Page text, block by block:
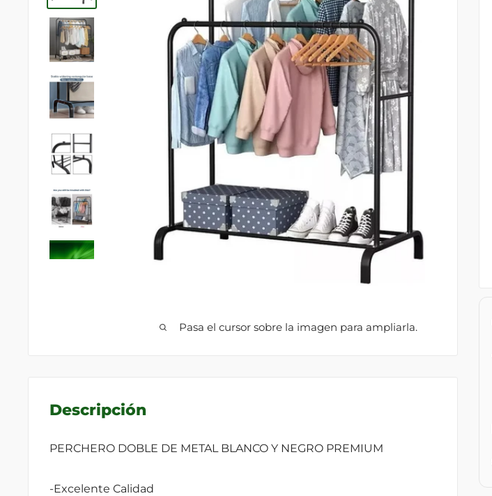
Pasa el cursor sobre la imagen para ampliarla.
Descripción
PERCHERO DOBLE DE METAL BLANCO Y NEGRO PREMIUM
-Excelente Calidad